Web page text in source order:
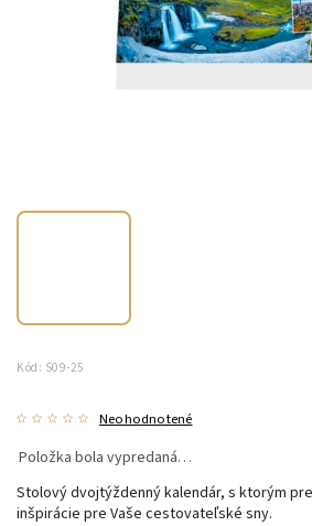
Kód: S09-25
Neohodnotené
Položka bola vypredaná…
Stolový dvojtýždenný kalendár, s ktorým
inšpirácie pre Vaše cestovateľské sny.